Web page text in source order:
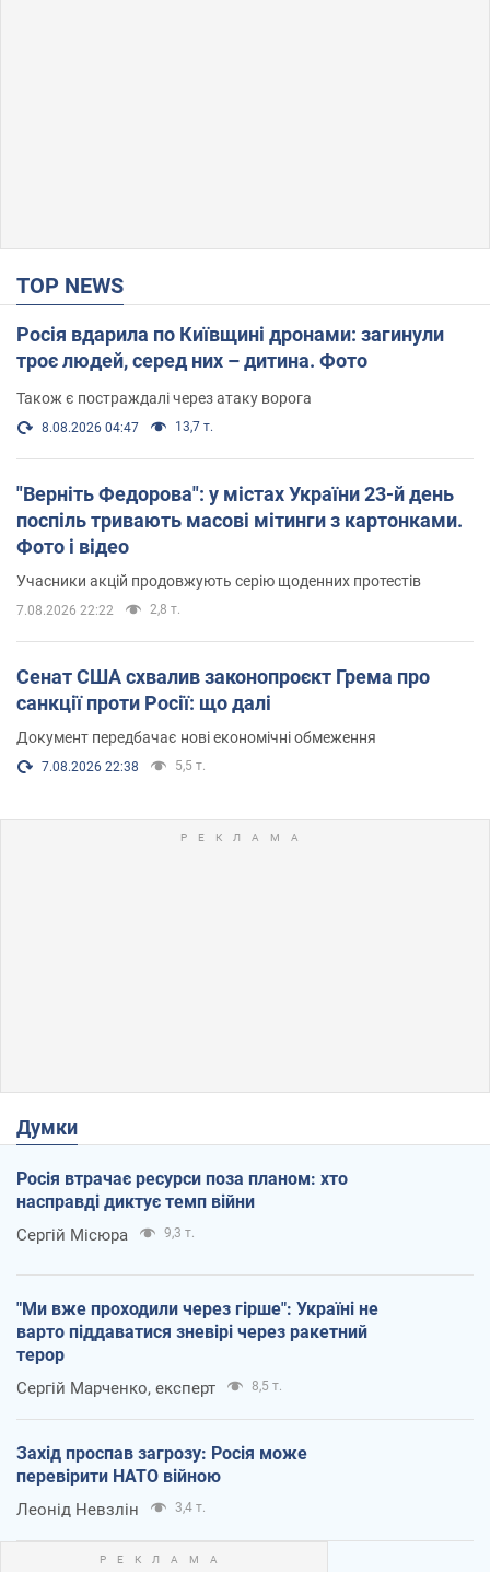
TOP NEWS
Росія вдарила по Київщині дронами: загинули
троє людей, серед них – дитина. Фото
Також є постраждалі через атаку ворога
8.08.2026 04:47 13,7 т.
"Верніть Федорова": у містах України 23-й день
поспіль тривають масові мітинги з картонками.
Фото і відео
Учасники акцій продовжують серію щоденних протестів
7.08.2026 22:22 2,8 т.
Сенат США схвалив законопроєкт Грема про
санкції проти Росії: що далі
Документ передбачає нові економічні обмеження
7.08.2026 22:38 5,5 т.
Думки
Росія втрачає ресурси поза планом: хто
насправді диктує темп війни
Сергій Місюра 9,3 т.
"Ми вже проходили через гірше": Україні не
варто піддаватися зневірі через ракетний
терор
Сергій Марченко, експерт 8,5 т.
Захід проспав загрозу: Росія може
перевірити НАТО війною
Леонід Невзлін 3,4 т.